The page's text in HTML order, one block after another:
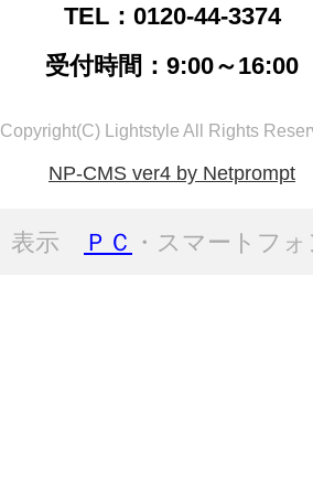
TEL：0120-44-3374
受付時間：9:00～16:00
Copyright(C) Lightstyle All Rights
NP-CMS ver4 by Netprompt
表示 ＰＣ ・スマートフ